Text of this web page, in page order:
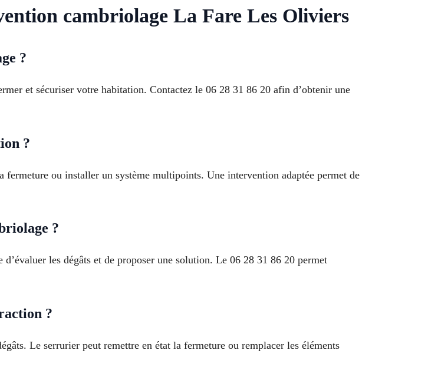
cambriolage La Fare Les Oliviers
?
et sécuriser votre habitation. Contactez le 06 28 31 86 20 afin d’obtenir une
?
ou installer un système multipoints. Une intervention adaptée permet de
?
les dégâts et de proposer une solution. Le 06 28 31 86 20 permet
?
Le serrurier peut remettre en état la fermeture ou remplacer les éléments